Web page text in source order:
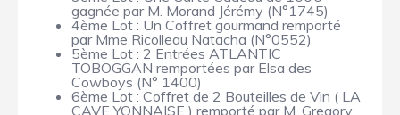
gagnée par M. Morand Jérémy (N°1745)
4ème Lot : Un Coffret gourmand remporté
par Mme Ricolleau Natacha (N°0552)
5ème Lot : 2 Entrées ATLANTIC
TOBOGGAN remportées par Elsa des
Cowboys (N° 1400)
6ème Lot : Coffret de 2 Bouteilles de Vin ( LA
CAVE YONNAISE ) remporté par M. Gregory